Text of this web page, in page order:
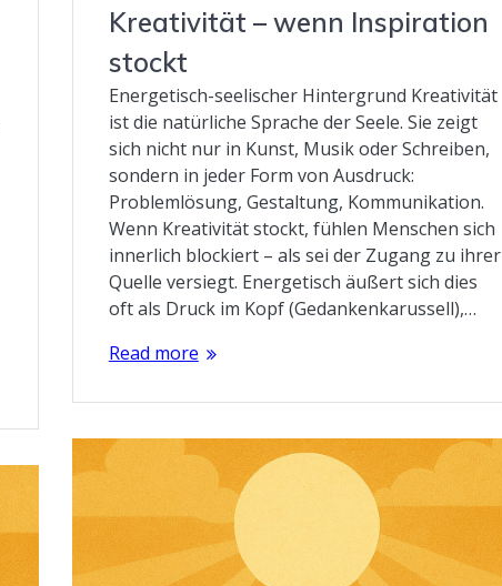
Kreativität – wenn Inspiration
stockt
Energetisch-seelischer Hintergrund Kreativität
ist die natürliche Sprache der Seele. Sie zeigt
sich nicht nur in Kunst, Musik oder Schreiben,
sondern in jeder Form von Ausdruck:
Problemlösung, Gestaltung, Kommunikation.
Wenn Kreativität stockt, fühlen Menschen sich
innerlich blockiert – als sei der Zugang zu ihrer
Quelle versiegt. Energetisch äußert sich dies
oft als Druck im Kopf (Gedankenkarussell),…
Read more